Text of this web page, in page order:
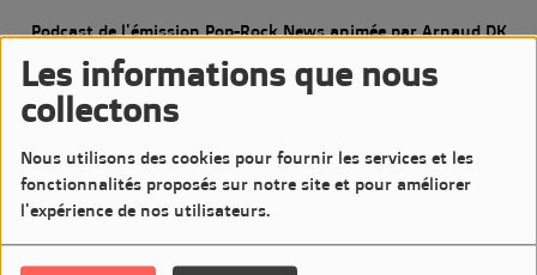
Les informations que nous
collectons
Nous utilisons des cookies pour fournir les services et les
fonctionnalités proposés sur notre site et pour améliorer
l'expérience de nos utilisateurs.
Podcast de l'émission Pop-Rock News animée par Arnaud DK
Diffusée le Lundi 27 Janvier 2025 de 20h à 21h sur LM7
Commentaires(0)
Connectez-vous pour commenter cet article